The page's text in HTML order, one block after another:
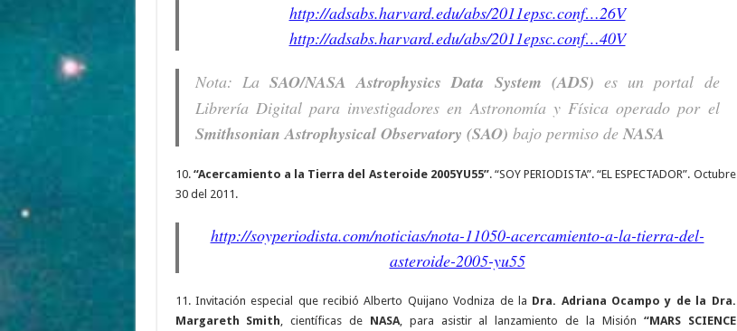
http://adsabs.harvard.edu/abs/2011epsc.conf…26V
http://adsabs.harvard.edu/abs/2011epsc.conf…40V
Nota: La SAO/NASA Astrophysics Data System (ADS) es un portal de
Librería Digital para investigadores en Astronomía y Física operado por el
Smithsonian Astrophysical Observatory (SAO) bajo permiso deNASA
10. “Acercamiento a la Tierra del Asteroide 2005YU55”. “SOY PERIODISTA”. “EL ESPECTADOR”. Octubre
30 del 2011.
http://soyperiodista.com/noticias/nota-11050-acercamiento-a-la-tierra-del-
asteroide-2005-yu55
11. Invitación especial que recibió Alberto Quijano Vodniza de la Dra. Adriana Ocampo y de la Dra.
Margareth Smith , científicas de NASA, para asistir al lanzamiento de la Misión “MARS SCIENCE